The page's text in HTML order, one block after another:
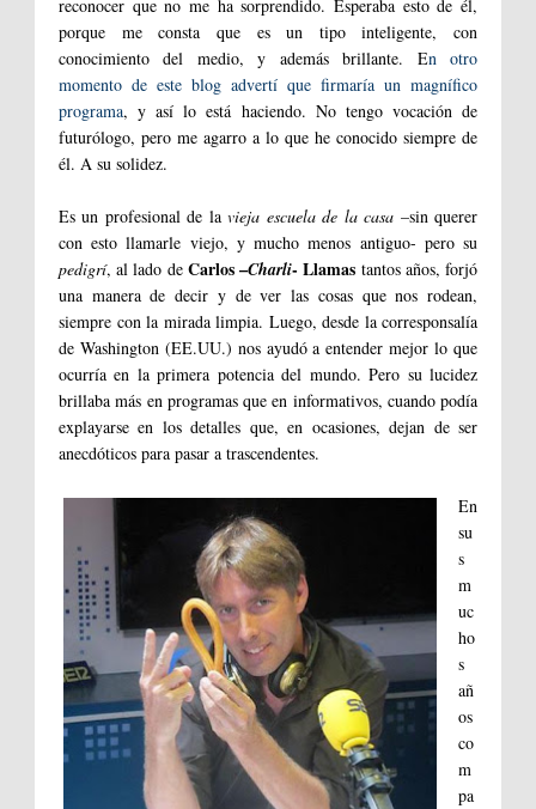
reconocer que no me ha sorprendido. Esperaba esto de él,
porque me consta que es un tipo inteligente, con
conocimiento del medio, y además brillante. En otro
momento de este blog advertí que firmaría un magnífico
programa, y así lo está haciendo. No tengo vocación de
futurólogo, pero me agarro a lo que he conocido siempre de
él. A su solidez.
Es un profesional de lavieja escuela de la casa –sin querer
con esto llamarle viejo, y mucho menos antiguo- pero su
pedigrí, al lado de Carlos –Charli- Llamas tantos años, forjó
una manera de decir y de ver las cosas que nos rodean,
siempre con la mirada limpia. Luego, desde la corresponsalía
de Washington (EE.UU.) nos ayudó a entender mejor lo que
ocurría en la primera potencia del mundo. Pero su lucidez
brillaba más en programas que en informativos, cuando podía
explayarse en los detalles que, en ocasiones, dejan de ser
anecdóticos para pasar a trascendentes.
En
su
s
m
uc
ho
s
añ
os
co
m
pa